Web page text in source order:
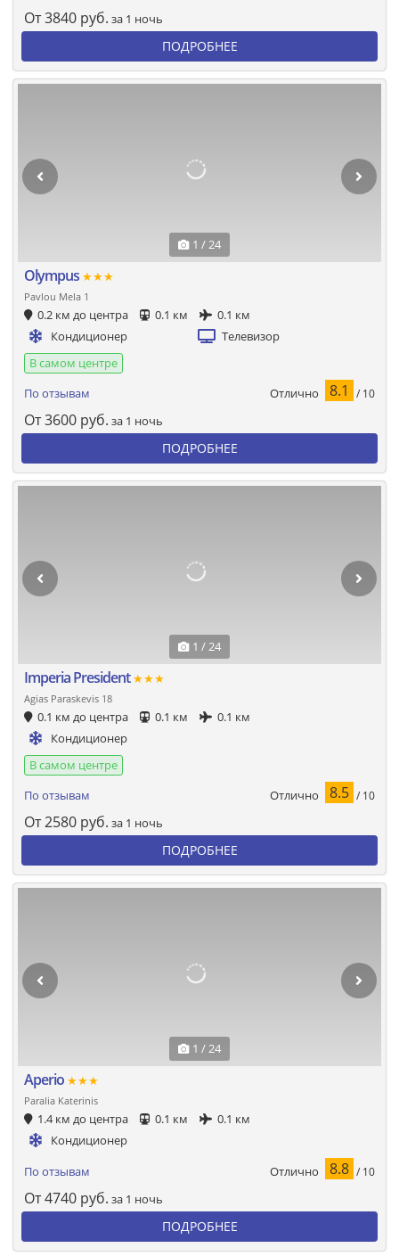
От3840 руб. за 1 ночь
ПОДРОБНЕЕ
1 / 24
Olympus ★★★
Pavlou Mela 1
0.2 км до центра 0.1 км
0.1 км
Кондиционер
Телевизор
В самом центре
По отзывам
Отлично 8.1 / 10
От3600 руб. за 1 ночь
ПОДРОБНЕЕ
1 / 24
Imperia President★★★
Agias Paraskevis 18
0.1 км до центра 0.1 км
0.1 км
Кондиционер
В самом центре
По отзывам
Отлично 8.5 / 10
От2580 руб. за 1 ночь
ПОДРОБНЕЕ
1 / 24
Aperio ★★★
Paralia Katerinis
1.4 км до центра 0.1 км
0.1 км
Кондиционер
По отзывам Отлично 8.8 / 10
От4740 руб. за 1 ночь
ПОДРОБНЕЕ